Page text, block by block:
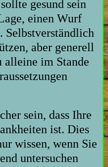
gesund sein
einen Wurf
Selbstverständlich
aber generell
alleine im Stande
sein, dass Ihre
ist. Dies
wissen, wenn Sie
untersuchen